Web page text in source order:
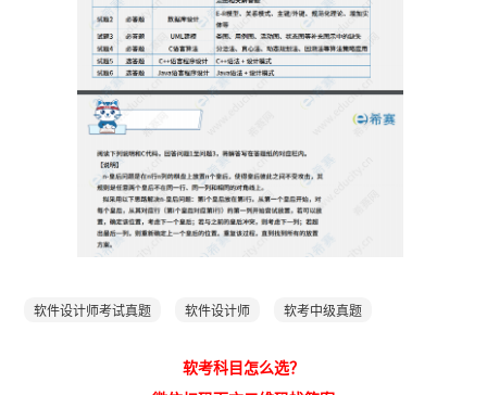
软件设计师考试真题 软件设计师 软考中级真题
软考科目怎么选？